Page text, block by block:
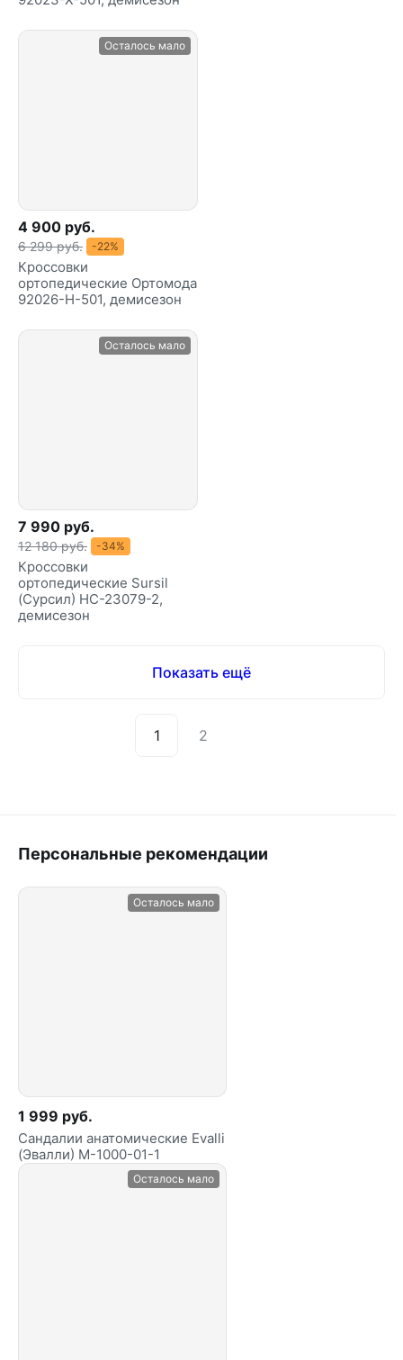
Осталось мало
4 900 руб.
6 299 руб. -22%
Кроссовки
ортопедические Ортомода
92026-Н-501, демисезон
Осталось мало
7 990 руб.
12 180 руб. -34%
Кроссовки
ортопедические Sursil
(Сурсил) HC-23079-2,
демисезон
Показать ещё
1 2
Персональные рекомендации
Осталось мало
1 999 руб.
Сандалии анатомические Evalli
(Эвалли) M-1000-01-1
Осталось мало